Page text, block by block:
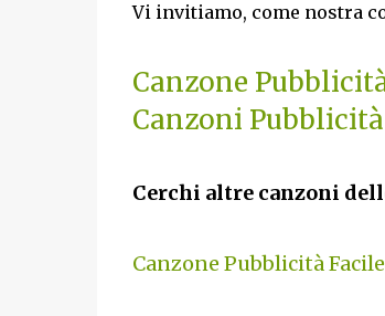
Vi invitiamo, come nostra
Canzone
Canzoni Pubblicità
Cerchi altre canzoni
Canzone Pubblicità